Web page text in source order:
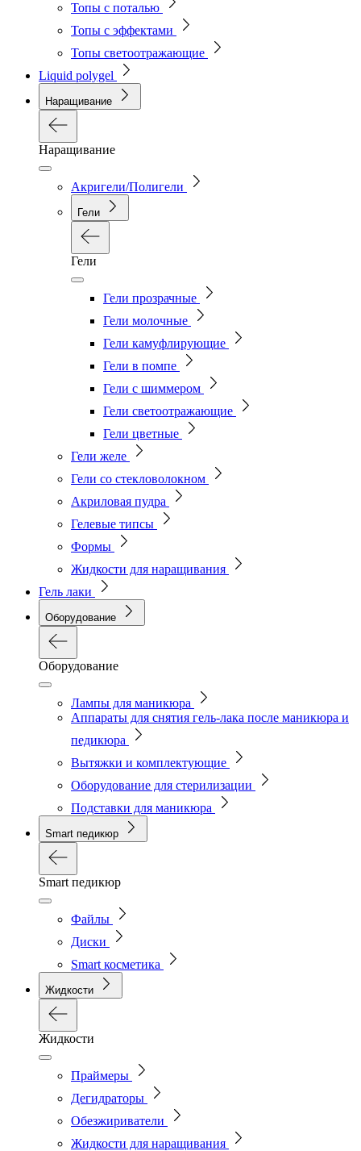
Топы с поталью
Топы с эффектами
Топы светоотражающие
Liquid polygel
Наращивание
Наращивание
Акригели/Полигели
Гели
Гели
Гели прозрачные
Гели молочные
Гели камуфлирующие
Гели в помпе
Гели с шиммером
Гели светоотражающие
Гели цветные
Гели желе
Гели со стекловолокном
Акриловая пудра
Гелевые типсы
Формы
Жидкости для наращивания
Гель лаки
Оборудование
Оборудование
Лампы для маникюра
Аппараты для снятия гель-лака после маникюра и
педикюра
Вытяжки и комплектующие
Оборудование для стерилизации
Подставки для маникюра
Smart педикюр
Smart педикюр
Файлы
Диски
Smart косметика
Жидкости
Жидкости
Праймеры
Дегидраторы
Обезжириватели
Жидкости для наращивания